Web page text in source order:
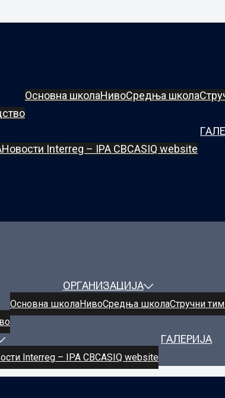
Oсновнa школaНивоСредња школа
Новости Interreg – IPA CBCASIQ website
ОРГАНИЗАЦИЈА
Oсновнa школaНивоСредња школаСтручни тим
Interreg – IPA CBCASIQ website
ГАЛЕРИЈА